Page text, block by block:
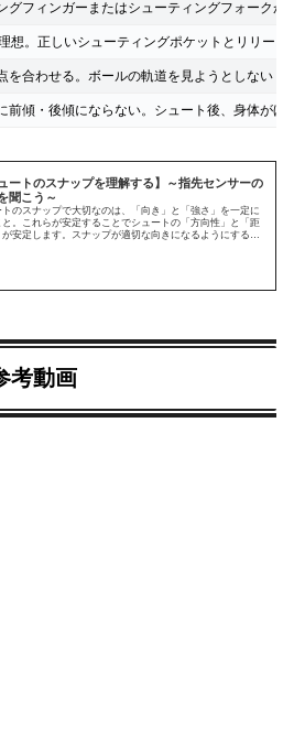
グフィンガーまたはシューティングフォークが
想。正しいシューティングポケットとリリー
を合わせる。ボールの軌道を見ようとしない
前傾・後傾にならない。シュート後、身体が
ュートのスナップを理解する】～指先センサーの
聞こう～
トのスナップで大切なのは、「向き」と「強さ」を一定に
と。これらが安定することでシュートの「方向性」と「距
安定します。スナップが適切な向きになるようにする。
考動画